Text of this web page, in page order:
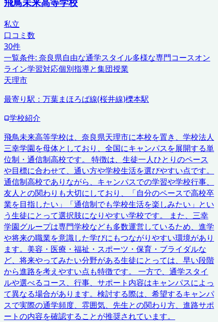
私立
口コミ数
30件
一覧条件: 奈良県自由な通学スタイル多様な専門コースオン
ライン学習対応個別指導と集団授業
天理市
最寄り駅： 万葉まほろば線(桜井線)櫟本駅
学校紹介
飛鳥未来高等学校は、奈良県天理市に本校を置き、学校法人
三幸学園を母体としており、全国にキャンパスを展開する単
位制・通信制高校です。 特徴は、生徒一人ひとりのペース
や目標に合わせて、通い方や学校生活を選びやすい点です。
通信制高校でありながら、キャンパスでの学習や学校行事、
友人との関わりも大切にしており、「自分のペースで高校卒
業を目指したい」「通信制でも学校生活を楽しみたい」とい
う生徒にとって選択肢になりやすい学校です。 また、三幸
学園グループは専門学校なども多数運営しているため、進学
や将来の職業を意識した学びにもつながりやすい環境があり
ます。美容・医療・福祉・スポーツ・保育・ブライダルな
ど、将来やってみたい分野がある生徒にとっては、早い段階
から進路を考えやすい点も特徴です。 一方で、通学スタイ
ルや選べるコース、行事、サポート内容はキャンパスによっ
て異なる場合があります。検討する際は、希望するキャンパ
スで実際の通学頻度、雰囲気、先生との関わり方、進路サポ
ートの内容を確認することが推奨されています。